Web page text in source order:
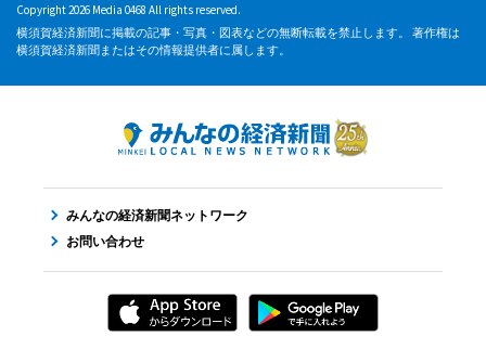
Copyright 2026 Media 0468 All rights reserved.
横須賀経済新聞に掲載の記事・写真・図表などの無断転載を禁止します。 著作権は
横須賀経済新聞またはその情報提供者に属します。
みんなの経済新聞ネットワーク
お問い合わせ